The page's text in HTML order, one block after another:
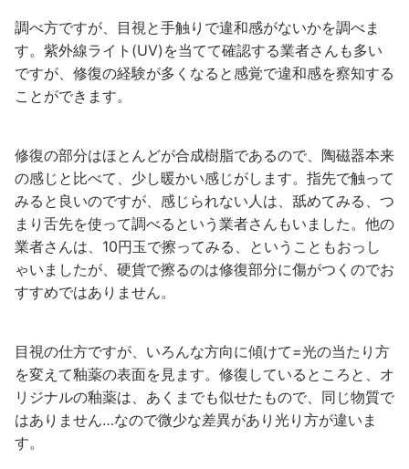
調べ方ですが、目視と手触りで違和感がないかを調べま
す。紫外線ライト(UV)を当てて確認する業者さんも多い
ですが、修復の経験が多くなると感覚で違和感を察知する
ことができます。
修復の部分はほとんどが合成樹脂であるので、陶磁器本来
の感じと比べて、少し暖かい感じがします。指先で触って
みると良いのですが、感じられない人は、舐めてみる、つ
まり舌先を使って調べるという業者さんもいました。他の
業者さんは、10円玉で擦ってみる、ということもおっし
ゃいましたが、硬貨で擦るのは修復部分に傷がつくのでお
すすめではありません。
目視の仕方ですが、いろんな方向に傾けて=光の当たり方
を変えて釉薬の表面を見ます。修復しているところと、オ
リジナルの釉薬は、あくまでも似せたもので、同じ物質で
はありません…なので微少な差異があり光り方が違いま
す。